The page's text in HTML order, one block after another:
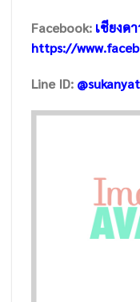
Facebook: เชียงด
https://
Line ID: